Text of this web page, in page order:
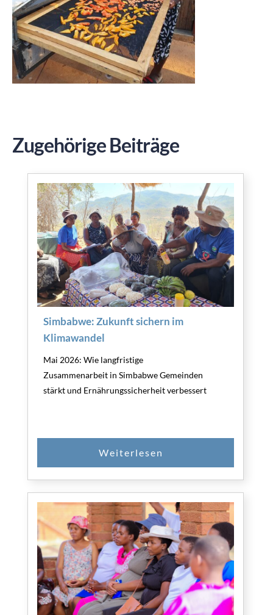
Zugehörige Beiträge
Simbabwe: Zukunft sichern im
Klimawandel
Mai 2026: Wie langfristige
Zusammenarbeit in Simbabwe Gemeinden
stärkt und Ernährungssicherheit verbessert